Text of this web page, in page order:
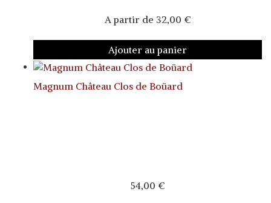
A partir de 32,00 €
Ajouter au panier
Magnum Château Clos de Boüard
54,00 €